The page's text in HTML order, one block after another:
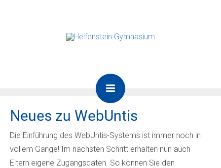
Neues zu WebUntis
Die Einführung des WebUntis-Systems ist immer noch in
vollem Gange! Im nächsten Schritt erhalten nun auch
Eltern eigene Zugangsdaten. So können Sie den